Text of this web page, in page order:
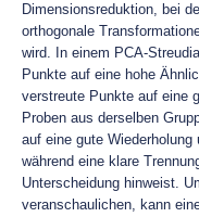
Dimensionsreduktion, bei
orthogonale
wird. In einem PCA-
Punkte auf eine hohe
verstreute Punkte auf eine
Proben aus derselben
auf eine gute
während eine klare
Unterscheidung hinweist.
veranschaulichen, kann